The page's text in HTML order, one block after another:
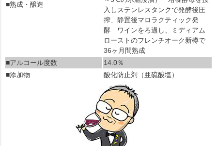
■熟成・醸造
入しステンレスタンクで発酵後圧
搾、静置後マロラクティック発
酵 ワインをろ過し、ミディアム
ローストのフレンチオーク新樽で
36ヶ月間熟成
■アルコール度数
14.0％
■添加物
酸化防止剤（亜硫酸塩）